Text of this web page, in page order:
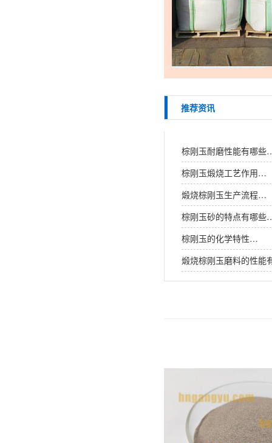
推荐资讯
棕刚玉耐磨性能有哪
棕刚玉煅烧工艺作用…
煅烧棕刚玉生产流程…
棕刚玉砂的特点有哪
棕刚玉的化学特性…
煅烧棕刚玉磨料的性